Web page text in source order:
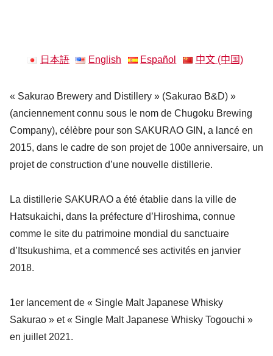
日本語 English Español 中文 (中国)
« Sakurao Brewery and Distillery » (Sakurao B&D) »
(anciennement connu sous le nom de Chugoku Brewing
Company), célèbre pour son SAKURAO GIN, a lancé en
2015, dans le cadre de son projet de 100e anniversaire, un
projet de construction d’une nouvelle distillerie.
La distillerie SAKURAO a été établie dans la ville de
Hatsukaichi, dans la préfecture d’Hiroshima, connue
comme le site du patrimoine mondial du sanctuaire
d’Itsukushima, et a commencé ses activités en janvier
2018.
1er lancement de « Single Malt Japanese Whisky
Sakurao » et « Single Malt Japanese Whisky Togouchi »
en juillet 2021.